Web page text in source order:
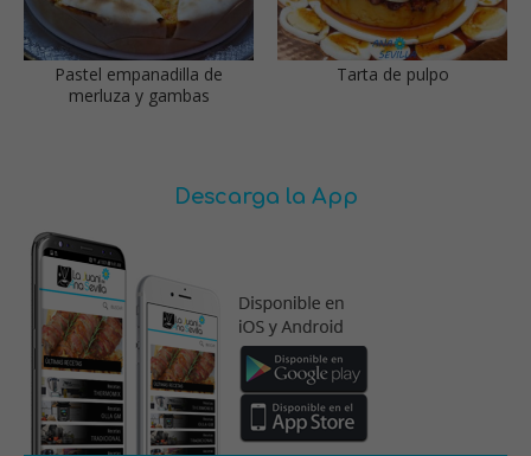
Pastel empanadilla de
merluza y gambas
Tarta de pulpo
Descarga la App